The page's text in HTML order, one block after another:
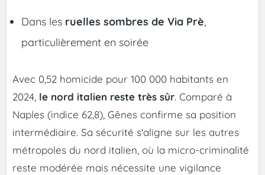
Dans les ruelles sombres de Via Prè,
particulièrement en soirée
Avec 0,52 homicide pour 100 000 habitants en
2024, le nord italien reste très sûr. Comparé à
Naples (indice 62,8), Gênes confirme sa position
intermédiaire. Sa sécurité s'aligne sur les autres
métropoles du nord italien, où la micro-criminalité
reste modérée mais nécessite une vigilance